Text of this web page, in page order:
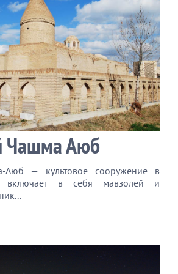
Чашма Аюб
Аюб — культовое сооружение в
включает в себя мавзолей и